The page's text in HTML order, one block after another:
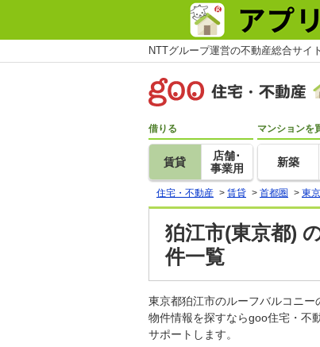
NTTグループ運営の不動産総合サイ
借りる
賃貸
店舗･
事業用
マンションを
新築
住宅・不動産 > 賃貸 > 首都圏 > 東
狛江市(東京都)
件一覧
東京都狛江市のルーフバルコニ
物件情報を探すならgoo住宅・不
サポートします。